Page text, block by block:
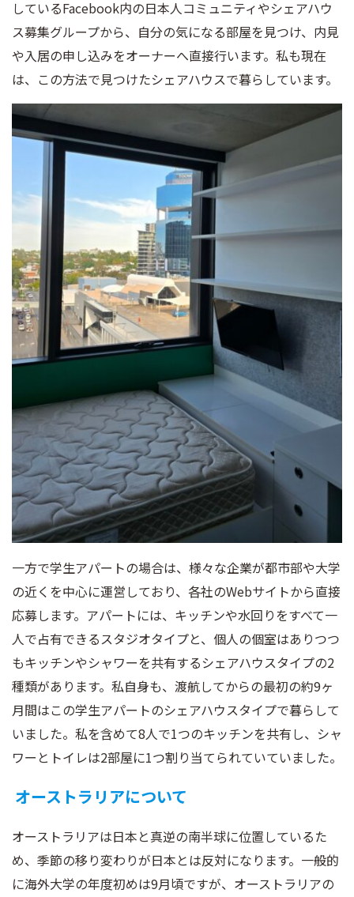
しているFacebook内の日本人コミュニティやシェアハウ
ス募集グループから、自分の気になる部屋を見つけ、内見
や入居の申し込みをオーナーへ直接行います。私も現在
は、この方法で見つけたシェアハウスで暮らしています。
一方で学生アパートの場合は、様々な企業が都市部や大学
の近くを中心に運営しており、各社のWebサイトから直接
応募します。アパートには、キッチンや水回りをすべて一
人で占有できるスタジオタイプと、個人の個室はありつつ
もキッチンやシャワーを共有するシェアハウスタイプの2
種類があります。私自身も、渡航してからの最初の約9ヶ
月間はこの学生アパートのシェアハウスタイプで暮らして
いました。私を含めて8人で1つのキッチンを共有し、シャ
ワーとトイレは2部屋に1つ割り当てられていていました。
オーストラリアについて
オーストラリアは日本と真逆の南半球に位置しているた
め、季節の移り変わりが日本とは反対になります。一般的
に海外大学の年度初めは9月頃ですが、オーストラリアの